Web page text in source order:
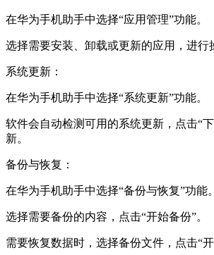
在华为手机助手中选择“应用管理”功能。
选择需要安装、卸载或更新的应用，进行
系统更新：
在华为手机助手中选择“系统更新”功能。
软件会自动检测可用的系统更新，点击“
新。
备份与恢复：
在华为手机助手中选择“备份与恢复”功能。
选择需要备份的内容，点击“开始备份”。
需要恢复数据时，选择备份文件，点击“开